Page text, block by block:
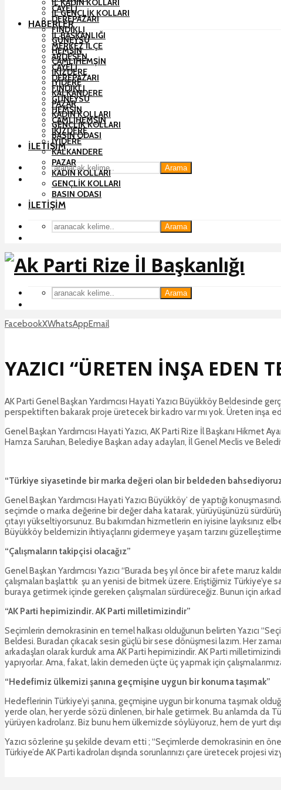
ÇAYELI
DEREPAZARI
FINDIKLI
GÜNEYSU
HEMŞIN
ÇAMLIHEMŞIN
İKIZDERE
İYIDERE
KALKANDERE
PAZAR
KADIN KOLLARI
GENÇLIK KOLLARI
BASIN ODASI
İLETIŞIM
Arama
İL KADIN KOLLARI
İL GENÇLIK KOLLARI
HABERLER
İL BAŞKANLIĞI
MERKEZ İLÇE
ARDEŞEN
ÇAYELI
DEREPAZARI
FINDIKLI
GÜNEYSU
HEMŞIN
ÇAMLIHEMŞIN
İKIZDERE
İYIDERE
KALKANDERE
PAZAR
KADIN KOLLARI
GENÇLIK KOLLARI
BASIN ODASI
İLETIŞIM
Arama
Arama
FacebookXWhatsAppEmail
YAZICI “ÜRETEN İNŞA EDEN
AK Parti Genel Başkan Yardımcısı Hayati Yazıcı Büyükköy Beldesinde
perspektiften bakarak proje üretecek bir kadro var mı yok. Üreten inşa
Genel Başkan Yardımcısı Hayati Yazıcı, AK Parti Rize İl Başkanı
Hamza Saruhan, Belediye Başkan aday adayları, İl Genel Meclis ve
“Türkiye siyasetinde bir marka değeri olan bir beldeden
Genel Başkan Yardımcısı Hayati Yazıcı Büyükköy’ de yaptığı
seçimde o marka değerine bir değer daha katarak, yürüyüşünüzü
çıtayı yükseltiyorsunuz. Bu bakımdan hizmetlerin en iyisine layıksınız
Büyükköy beldemizin ihtiyaçlarını gidermeye yaşam tarzını
“Çalışmaların takipçisi olacağız”
Genel Başkan Yardımcısı Yazıcı “Burada beş yıl önce bir afete maruz
çalışmaları başlattık şu an yenisi de bitmek üzere. Eriştiğimiz
buraya getirmek içinde gereken çalışmaları sürdüreceğiz. Bunun için
“AK Parti hepimizindir. AK Parti milletimizindir”
Seçimlerin demokrasinin en temel halkası olduğunun belirten Yazıcı
Beldesi. Buradan çıkacak sesin güçlü bir sese dönüşmesi lazım. Her
arkadaşları olarak kurduk ama AK Parti hepimizindir. AK Parti
yapıyorlar. Ama, fakat, lakin demeden üçte üç yapmak için
“Hedefimiz ülkemizi şanına geçmişine uygun bir konuma taşımak”
Hedeflerinin Türkiye’yi şanına, geçmişine uygun bir konuma taşımak
yerde olan, her yerde sözü dinlenen, bir hale getirmek. Bu anlamda da
yürüyen kadrolarız. Biz bunu hem ülkemizde söylüyoruz, hem de yurt
Yazıcı sözlerine şu şekilde devam etti ; “Seçimlerde demokrasinin en
Türkiye’de AK Parti kadroları dışında sorunlarınızı çare üretecek